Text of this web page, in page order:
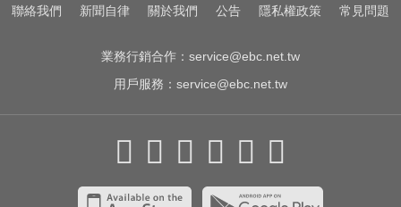
國中暑輔悲劇！小六升國一男學生
聯絡我們 新聞自律 關於我們 公告 隱私權政策 常見問題
業務行銷合作： service@ebc.net.tw
用戶服務： service@ebc.net.tw